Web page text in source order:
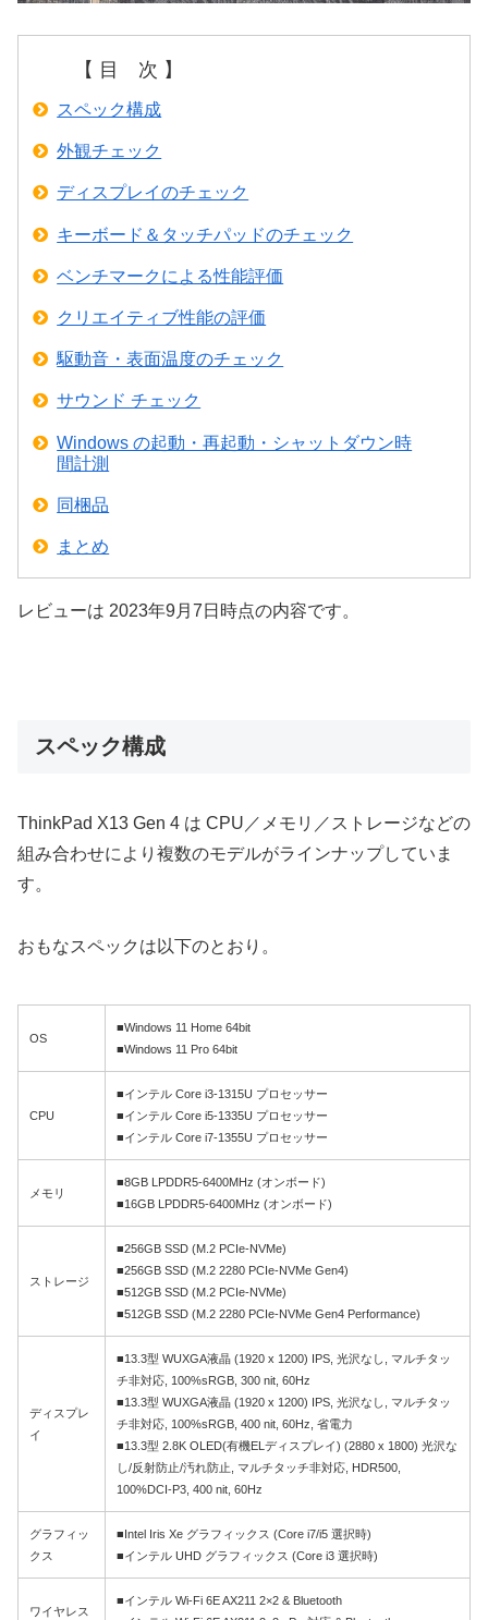
【 目 次 】
スペック構成
外観チェック
ディスプレイのチェック
キーボード＆タッチパッドのチェック
ベンチマークによる性能評価
クリエイティブ性能の評価
駆動音・表面温度のチェック
サウンド チェック
Windows の起動・再起動・シャットダウン時
間計測
同梱品
まとめ
レビューは 2023年9月7日時点の内容です。
スペック構成
ThinkPad X13 Gen 4 は CPU／メモリ／ストレージなどの
組み合わせにより複数のモデルがラインナップしていま
す。
おもなスペックは以下のとおり。
OS
■Windows 11 Home 64bit
■Windows 11 Pro 64bit
CPU
■インテル Core i3-1315U プロセッサー
■インテル Core i5-1335U プロセッサー
■インテル Core i7-1355U プロセッサー
メモリ
■8GB LPDDR5-6400MHz (オンボード)
■16GB LPDDR5-6400MHz (オンボード)
ストレージ
■256GB SSD (M.2 PCIe-NVMe)
■256GB SSD (M.2 2280 PCIe-NVMe Gen4)
■512GB SSD (M.2 PCIe-NVMe)
■512GB SSD (M.2 2280 PCIe-NVMe Gen4 Performance)
ディスプレ
イ
■13.3型 WUXGA液晶 (1920 x 1200) IPS, 光沢なし, マルチタッ
チ非対応, 100%sRGB, 300 nit, 60Hz
■13.3型 WUXGA液晶 (1920 x 1200) IPS, 光沢なし, マルチタッ
チ非対応, 100%sRGB, 400 nit, 60Hz, 省電力
■13.3型 2.8K OLED(有機ELディスプレイ) (2880 x 1800) 光沢な
し/反射防止/汚れ防止, マルチタッチ非対応, HDR500,
100%DCI-P3, 400 nit, 60Hz
グラフィッ
クス
■Intel Iris Xe グラフィックス (Core i7/i5 選択時)
■インテル UHD グラフィックス (Core i3 選択時)
ワイヤレス
■インテル Wi-Fi 6E AX211 2×2 & Bluetooth